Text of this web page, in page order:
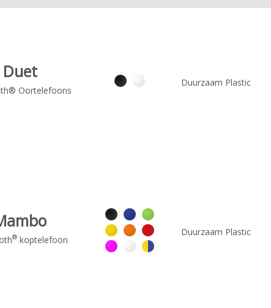
Duet
Oortelefoons
Duurzaam Plastic
®koptelefoon
Duurzaam Plastic